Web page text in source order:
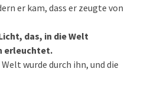
er kam, dass er zeugte von
das, in die Welt
erleuchtet.
wurde durch ihn, und die